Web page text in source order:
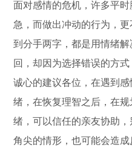
面对感情的危机，许多平
急，而做出冲动的行为，
到分手两字，都是用情绪
回，却因为选择错误的方
诚心的建议各位，在遇到
绪，在恢复理智之后，在
绪，可以信任的亲友协助
角尖的情形，也可能会造成